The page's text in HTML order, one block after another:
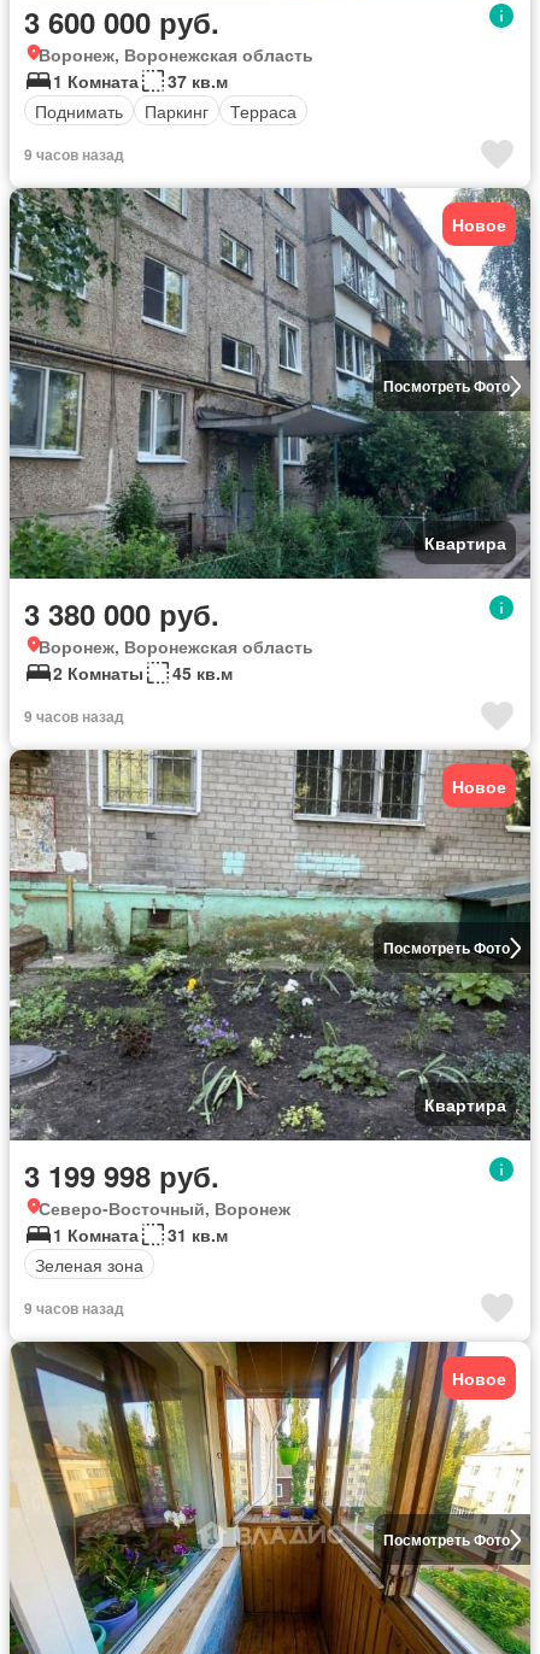
3 600 000 руб.
Воронеж, Воронежская область
1 Комната
37 кв.м
Поднимать
Паркинг Терраса
9 часов назад
Посмотреть Фото
Новое
Квартира
3 380 000 руб.
Воронеж, Воронежская область
2 Комнаты
45 кв.м
9 часов назад
Посмотреть Фото
Новое
Квартира
3 199 998 руб.
Северо-Восточный, Воронеж
1 Комната
31 кв.м
Зеленая зона
9 часов назад
Посмотреть Фото
Новое